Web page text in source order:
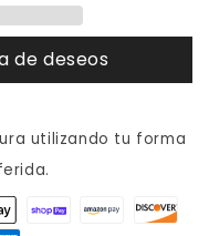
de deseos
utilizando tu forma